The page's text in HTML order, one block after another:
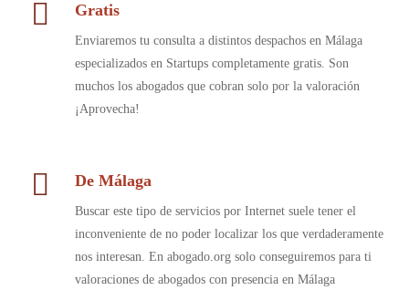
Gratis
Enviaremos tu consulta a distintos despachos en Málaga
especializados en Startups completamente gratis. Son
muchos los abogados que cobran solo por la valoración
¡Aprovecha!
De Málaga
Buscar este tipo de servicios por Internet suele tener el
inconveniente de no poder localizar los que verdaderamente
nos interesan. En abogado.org solo conseguiremos para ti
valoraciones de abogados con presencia en Málaga